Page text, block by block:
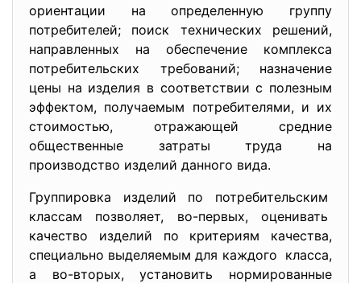
ориентации на определенную группу
потребителей; поиск технических решений,
направленных на обеспечение комплекса
потребительских требований; назначение
цены на изделия в соответствии с полезным
эффектом, получаемым потребителями, и их
стоимостью, отражающей средние
общественные затраты труда на
производство изделий данного вида.
Группировка изделий по потребительским
классам позволяет, во-первых, оценивать
качество изделий по критериям качества,
специально выделяемым для каждого класса,
а во-вторых, установить нормированные